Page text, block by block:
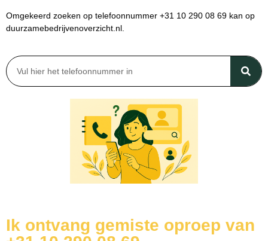
Omgekeerd zoeken op telefoonnummer +31 10 290 08 69 kan op
duurzamebedrijvenoverzicht.nl.
Ik ontvang gemiste oproep van